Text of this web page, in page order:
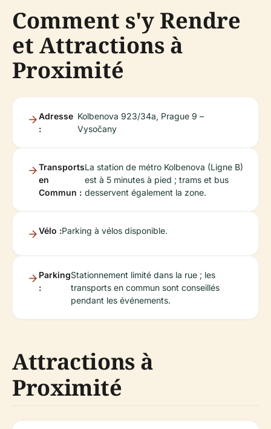
Comment s'y Rendre
et Attractions à
Proximité
Adresse
:
Kolbenova 923/34a, Prague 9 –
Vysočany
Transports
en
Commun :
La station de métro Kolbenova (Ligne B)
est à 5 minutes à pied ; trams et bus
desservent également la zone.
Vélo :Parking à vélos disponible.
Parking
:
Stationnement limité dans la rue ; les
transports en commun sont conseillés
pendant les événements.
Attractions à
Proximité